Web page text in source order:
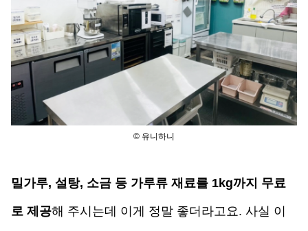
© 유니하니
밀가루, 설탕, 소금 등 가루류 재료를 1kg까지 무료
로 제공해 주시는데 이게 정말 좋더라고요. 사실 이